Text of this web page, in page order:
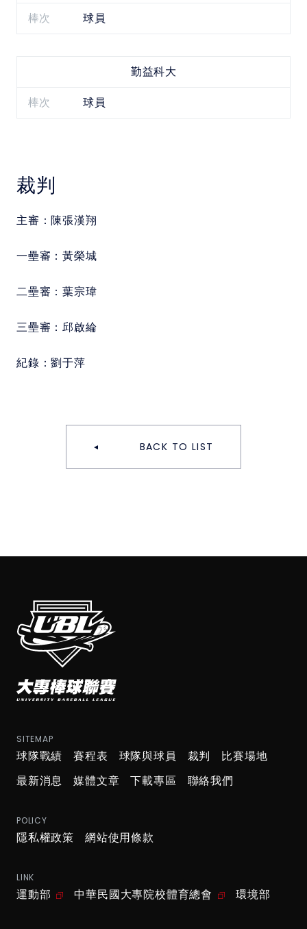
棒次 球員
勤益科大
棒次 球員
裁判
主審： 陳張漢翔
一壘審：黃榮城
二壘審：葉宗瑋
三壘審：邱啟綸
紀錄：劉于萍
BACK TO LIST
SITEMAP
球隊戰績 賽程表 球隊與球員 裁判
比賽場地
最新消息
媒體文章 下載專區 聯絡我們
POLICY
隱私權政策 網站使用條款
LINK
運動部 中華民國大專院校體育總會 環境部